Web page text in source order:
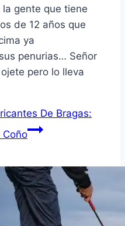
gente que tiene
de 12 años que
ya
penurias… Señor
pero lo lleva
De Bragas:
Coño